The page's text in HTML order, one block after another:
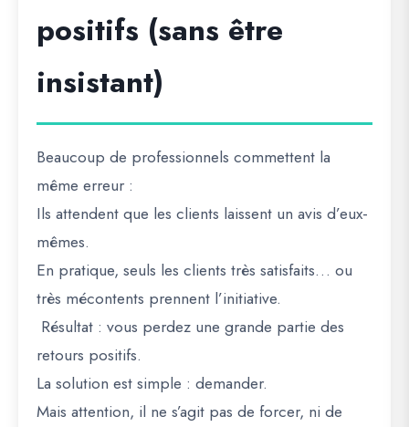
positifs (sans être
insistant)
Beaucoup de professionnels commettent la
même erreur :
Ils attendent que les clients laissent un avis d’eux-
mêmes.
En pratique, seuls les clients très satisfaits… ou
très mécontents prennent l’initiative.
Résultat : vous perdez une grande partie des
retours positifs.
La solution est simple : demander.
Mais attention, il ne s’agit pas de forcer, ni de